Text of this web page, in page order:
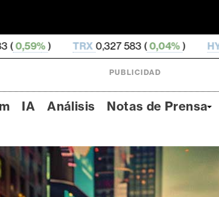
583 (0,04%) HYPE55,6 (-0,26%
PUBLICIDAD
IA Análisis Notas de Prensa